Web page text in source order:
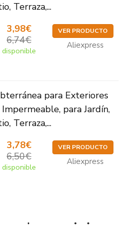
Terraza,...
3,98€
6,74€
disponible
VER PRODUCTO
Aliexpress
para Exteriores
para Jardín,
Terraza,...
3,78€
6,50€
disponible
VER PRODUCTO
Aliexpress